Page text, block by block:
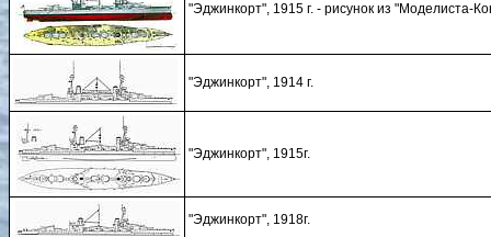
"Эджинкорт", 1915 г. - рисунок из "Моделиста-
"Эджинкорт", 1914 г.
"Эджинкорт", 1915г.
"Эджинкорт", 1918г.